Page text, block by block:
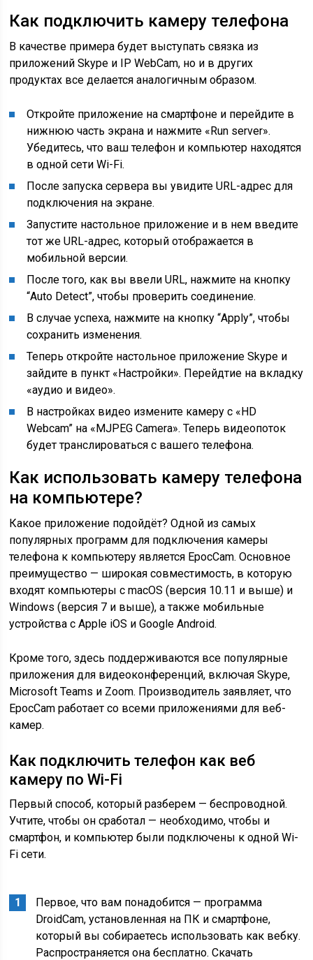
Как подключить камеру телефона
В качестве примера будет выступать связка из
приложений Skype и IP WebCam, но и в других
продуктах все делается аналогичным образом.
Откройте приложение на смартфоне и перейдите в
нижнюю часть экрана и нажмите «Run server».
Убедитесь, что ваш телефон и компьютер находятся
в одной сети Wi-Fi.
После запуска сервера вы увидите URL-адрес для
подключения на экране.
Запустите настольное приложение и в нем введите
тот же URL-адрес, который отображается в
мобильной версии.
После того, как вы ввели URL, нажмите на кнопку
“Auto Detect”, чтобы проверить соединение.
В случае успеха, нажмите на кнопку “Apply”, чтобы
сохранить изменения.
Теперь откройте настольное приложение Skype и
зайдите в пункт «Настройки». Перейдтие на вкладку
«аудио и видео».
В настройках видео измените камеру с «HD
Webcam” на «MJPEG Camera». Теперь видеопоток
будет транслироваться с вашего телефона.
Как использовать камеру телефона
на компьютере?
Какое приложение подойдёт? Одной из самых
популярных программ для подключения камеры
телефона к компьютеру является EpocCam. Основное
преимущество — широкая совместимость, в которую
входят компьютеры с macOS (версия 10.11 и выше) и
Windows (версия 7 и выше), а также мобильные
устройства с Apple iOS и Google Android.
Кроме того, здесь поддерживаются все популярные
приложения для видеоконференций, включая Skype,
Microsoft Teams и Zoom. Производитель заявляет, что
EpocCam работает со всеми приложениями для веб-
камер.
Как подключить телефон как веб
камеру по Wi-Fi
Первый способ, который разберем — беспроводной.
Учтите, чтобы он сработал — необходимо, чтобы и
смартфон, и компьютер были подключены к одной Wi-
Fi сети.
Первое, что вам понадобится — программа
DroidCam, установленная на ПК и смартфоне,
который вы собираетесь использовать как вебку.
Распространяется она бесплатно. Скачать